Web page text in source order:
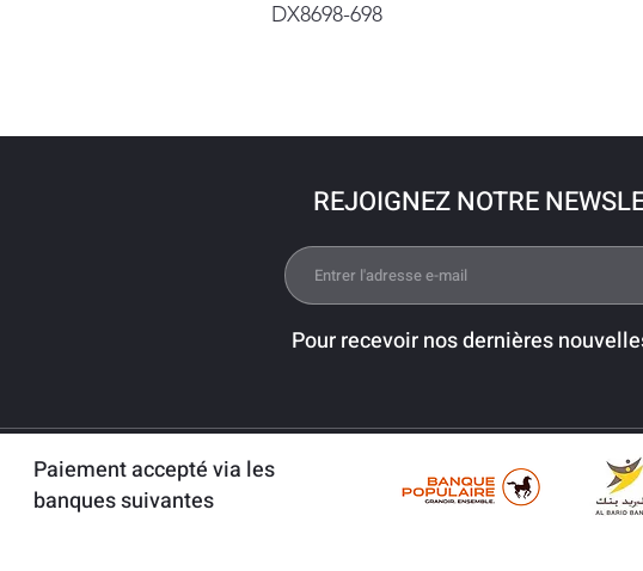
DX8698-698
REJOIGNEZ NOTRE
Pour recevoir nos dernières
Paiement accepté via les
banques suivantes